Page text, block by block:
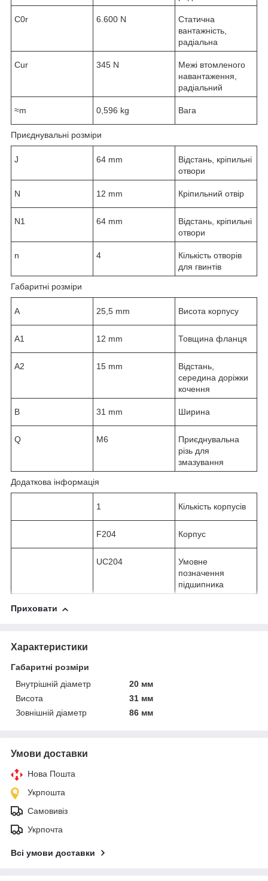
C0r 6.600 N
Статична
вантажність,
радіальна
Cur 345 N
Межі втомленого
навантаження,
радіальний
≈m 0,596 kg Вага
Приєднувальні розміри
J 64 mm
Відстань, кріпильні
отвори
N 12 mm Кріпильний отвір
N1 64 mm
Відстань, кріпильні
отвори
n 4
Кількість отворів
для гвинтів
Габаритні розміри
A 25,5 mm Висота корпусу
A1 12 mm Товщина фланця
A2 15 mm
Відстань,
середина доріжки
кочення
B 31 mm Ширина
Q M6
Приєднувальна
різь для
змазування
Додаткова інформація
1 Кількість корпусів
F204 Корпус
UC204
Умовне
позначення
підшипника
Приховати
Характеристики
Габаритні розміри
Внутрішній діаметр
20 мм
Висота
31 мм
Зовнішній діаметр
86 мм
Умови доставки
Нова Пошта
Укрпошта
Самовивіз
Укрпочта
Всі умови доставки